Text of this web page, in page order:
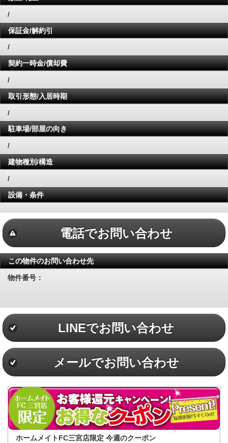
/
保証金/解約引
/
契約一時金/償却費
/
取引形態/入居時期
/
駐車場/部屋の向き
/
建物種別/構造
/
設備・条件
電話でお問い合わせ
この物件のお問い合わせ先
物件番号：
LINEでお問い合わせ
メールでお問い合わせ
ホームメイトFC三宮店限定 今週のクーポン